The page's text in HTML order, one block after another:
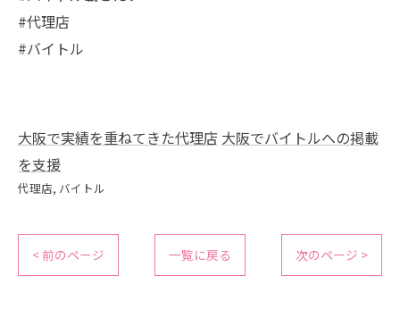
#代理店
#バイトル
大阪で実績を重ねてきた代理店 大阪でバイトルへの掲載
を支援
代理店 バイトル
< 前のページ 一覧に戻る 次のページ >